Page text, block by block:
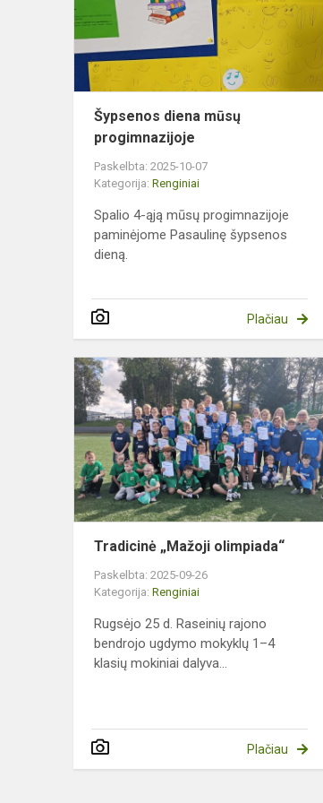
Šypsenos diena mūsų
progimnazijoje
Paskelbta: 2025-10-07
Kategorija: Renginiai
Spalio 4-ąją mūsų progimnazijoje
paminėjome Pasaulinę šypsenos
dieną.
Plačiau
Tradicinė „Mažoji olimpiada“
Paskelbta: 2025-09-26
Kategorija: Renginiai
Rugsėjo 25 d. Raseinių rajono
bendrojo ugdymo mokyklų 1–4
klasių mokiniai dalyva...
Plačiau